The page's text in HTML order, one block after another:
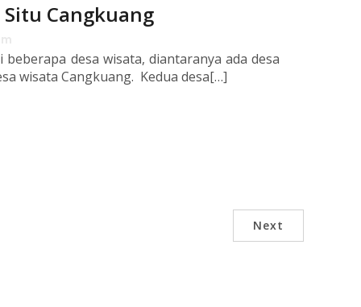
Cangkuang
desa wisata, diantaranya ada desa
wisata Cangkuang. Kedua desa[…]
Next